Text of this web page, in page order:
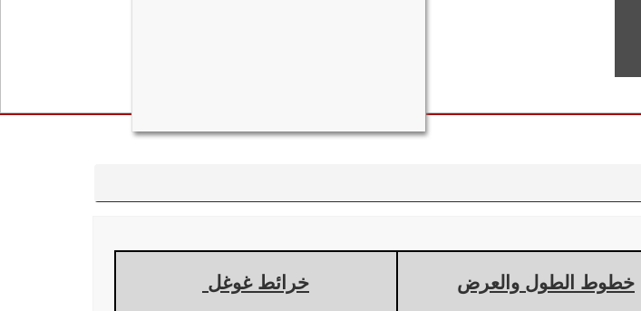
خطوط الطول والعرض خرائط غوغل